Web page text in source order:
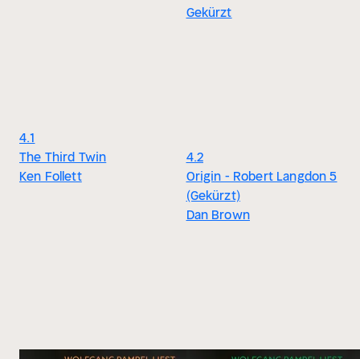
4.1
The Third Twin
Ken Follett
Gekürzt
4.2
Origin - Robert Langdon 5
(Gekürzt)
Dan Brown